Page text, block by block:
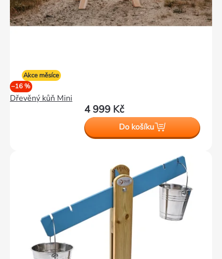
Akce měsíce
–16 %
Dřevěný kůň Mini
4 999 Kč
Do košíku